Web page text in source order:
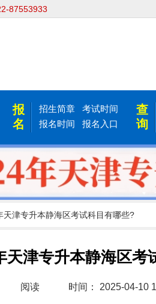
87553933
报
名
招生简章
考试时间
报名时间
报名入口
查
询
天津专升本静海区考试科目有哪些?
天津专升本静海区考
阅读 时间： 2025-04-10